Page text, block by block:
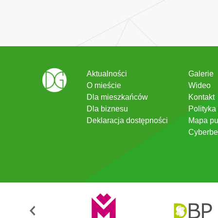
Aktualności
O mieście
Dla mieszkańców
Dla biznesu
Deklaracja dostępności
Galerie
Wideo
Kontakt
Mapa